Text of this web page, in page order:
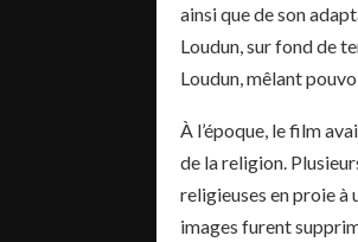
ainsi que de son
Loudun, sur fond de
Loudun, mêlant
À l’époque, le film
de la religion.
religieuses en proie à
images furent